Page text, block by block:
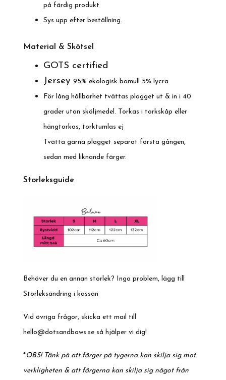
på färdig produkt
Sys upp efter beställning.
Material & Skötsel
GOTS certified
Jersey 95% ekologisk bomull 5% lycra
För lång hållbarhet tvättas plagget ut & in i 40
grader utan sköljmedel. Torkas i torkskåp eller
hängtorkas, torktumlas ej
Tvätta gärna plagget separat första gången,
sedan med liknande färger.
Storleksguide
Behöver du en annan storlek? Inga problem, lägg till
Storleksändring i kassan
Vid övriga frågor, skicka ett mail till
hello@dotsandbows.se så hjälper vi dig!
*OBS! Tänk på att färger på tygerna kan skilja sig mot
verkligheten & att färgerna kan skilja sig något från